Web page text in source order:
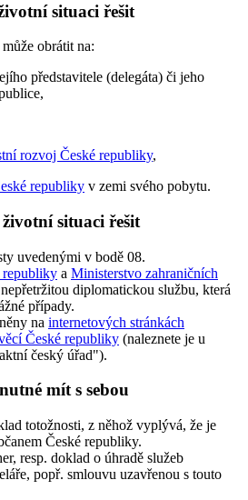
situaci řešit
obrátit na:
představitele (delegáta) či jeho
rozvoj České republiky,
republiky v zemi svého pobytu.
situaci řešit
uvedenými v bodě 08.
republiky a Ministerstvo zahraničních
diplomatickou službu, která
případy.
na internetových stránkách
České republiky (naleznete je u
český úřad").
mít s sebou
totožnosti, z něhož vyplývá, že je
České republiky.
resp. doklad o úhradě služeb
popř. smlouvu uzavřenou s touto